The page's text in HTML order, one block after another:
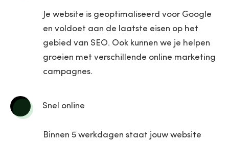
Je website is geoptimaliseerd voor Google
en voldoet aan de laatste eisen op het
gebied van SEO. Ook kunnen we je helpen
groeien met verschillende online marketing
campagnes.
Snel online
Binnen 5 werkdagen staat jouw website